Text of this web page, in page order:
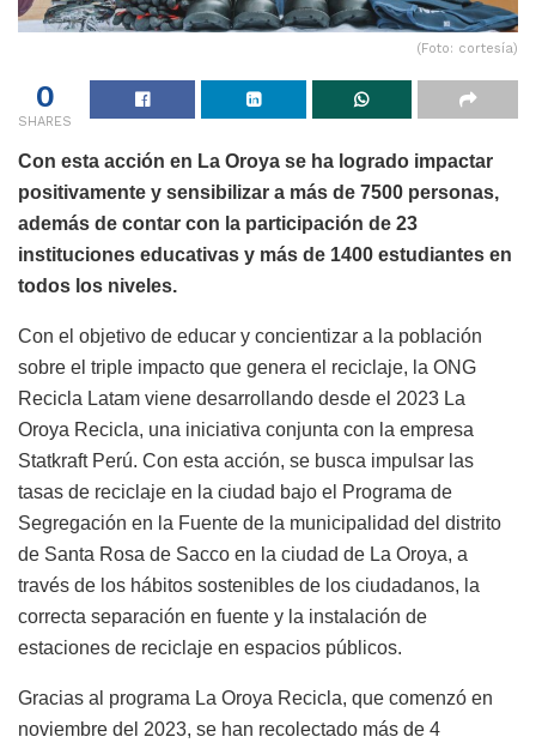
(Foto: cortesía)
0
SHARES
Con esta acción en La Oroya se ha logrado impactar
positivamente y sensibilizar a más de 7500 personas,
además de contar con la participación de 23
instituciones educativas y más de 1400 estudiantes en
todos los niveles.
Con el objetivo de educar y concientizar a la población
sobre el triple impacto que genera el reciclaje, la ONG
Recicla Latam viene desarrollando desde el 2023 La
Oroya Recicla, una iniciativa conjunta con la empresa
Statkraft Perú. Con esta acción, se busca impulsar las
tasas de reciclaje en la ciudad bajo el Programa de
Segregación en la Fuente de la municipalidad del distrito
de Santa Rosa de Sacco en la ciudad de La Oroya, a
través de los hábitos sostenibles de los ciudadanos, la
correcta separación en fuente y la instalación de
estaciones de reciclaje en espacios públicos.
Gracias al programa La Oroya Recicla, que comenzó en
noviembre del 2023, se han recolectado más de 4